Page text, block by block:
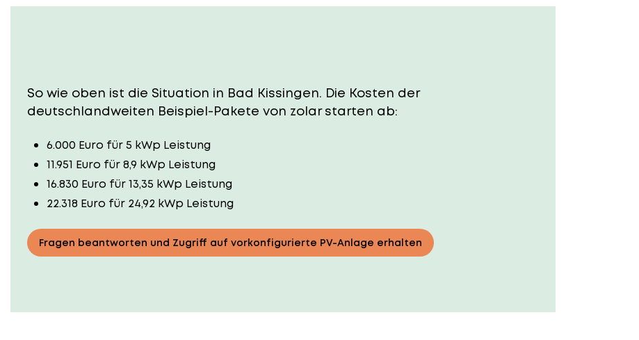
So wie oben ist die Situation in Bad Kissingen. Die Kosten der
deutschlandweiten Beispiel-Pakete von zolar starten ab:
6.000 Euro für 5 kWp Leistung
11.951 Euro für 8,9 kWp Leistung
16.830 Euro für 13,35 kWp Leistung
22.318 Euro für 24,92 kWp Leistung
Fragen beantworten und Zugriff auf vorkonfigurierte PV-Anlage erhalten